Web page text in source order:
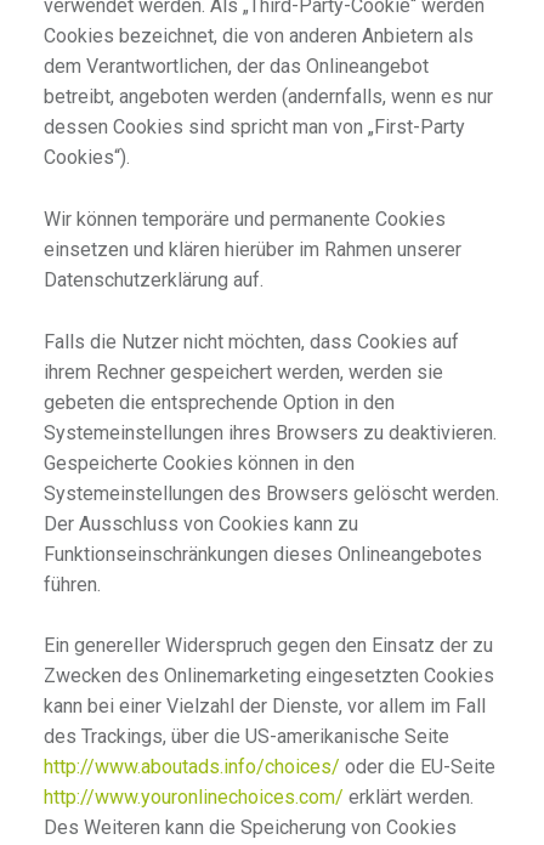
verwendet werden. Als „Third-Party-Cookie“ werden
Cookies bezeichnet, die von anderen Anbietern als
dem Verantwortlichen, der das Onlineangebot
betreibt, angeboten werden (andernfalls, wenn es nur
dessen Cookies sind spricht man von „First-Party
Cookies“).
Wir können temporäre und permanente Cookies
einsetzen und klären hierüber im Rahmen unserer
Datenschutzerklärung auf.
Falls die Nutzer nicht möchten, dass Cookies auf
ihrem Rechner gespeichert werden, werden sie
gebeten die entsprechende Option in den
Systemeinstellungen ihres Browsers zu deaktivieren.
Gespeicherte Cookies können in den
Systemeinstellungen des Browsers gelöscht werden.
Der Ausschluss von Cookies kann zu
Funktionseinschränkungen dieses Onlineangebotes
führen.
Ein genereller Widerspruch gegen den Einsatz der zu
Zwecken des Onlinemarketing eingesetzten Cookies
kann bei einer Vielzahl der Dienste, vor allem im Fall
des Trackings, über die US-amerikanische Seite
http://www.aboutads.info/choices/ oder die EU-Seite
http://www.youronlinechoices.com/ erklärt werden.
Des Weiteren kann die Speicherung von Cookies